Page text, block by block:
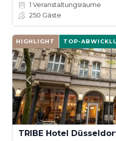
1 Veranstaltungsräume
250 Gäste
HIGHLIGHT TOP-
TRIBE Hotel